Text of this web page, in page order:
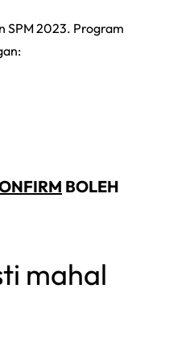
SPM 2023. Program
BOLEH
mahal